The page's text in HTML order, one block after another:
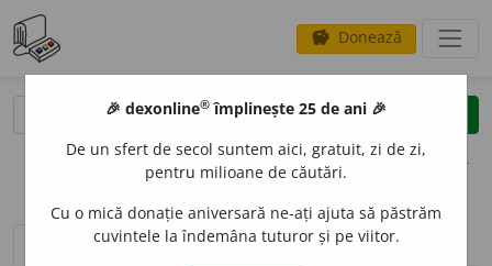
savings Donează
clear
opțiuni
definiții (1) pronunțievolume_up (3)
🎉 dexonline® împlinește 25 de ani 🎉
De un sfert de secol suntem aici, gratuit, zi de zi,
pentru milioane de căutări.
Cu o mică donație aniversară ne-ați ajuta să păstrăm
cuvintele la îndemâna tuturor și pe viitor.